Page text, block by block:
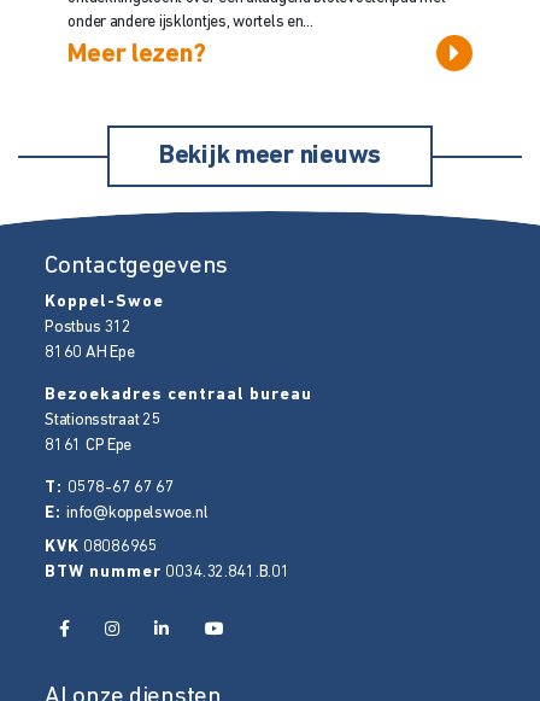
onder andere ijsklontjes, wortels en...
Meer lezen?
Bekijk meer nieuws
Contactgegevens
Koppel-Swoe
Postbus 312
8160 AH Epe
Bezoekadres centraal bureau
Stationsstraat 25
8161 CPEpe
T: 0578-67 67 67
E:info@koppelswoe.nl
KVK 08086965
BTW nummer 0034.32.841.B.01